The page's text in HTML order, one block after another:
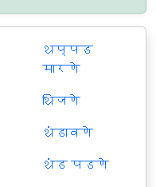
थप्पड
मारणे
थिजणे
थंडावणे
थंड पडणे